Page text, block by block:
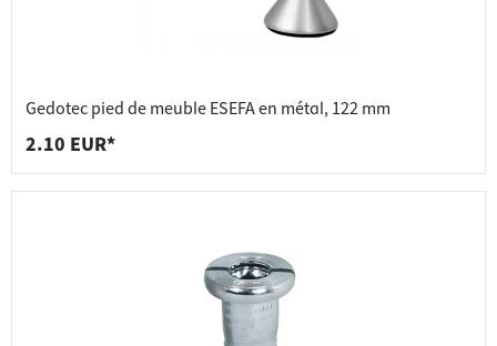
Gedotec pied de meuble ESEFA en métal, 122 mm
2.10 EUR*